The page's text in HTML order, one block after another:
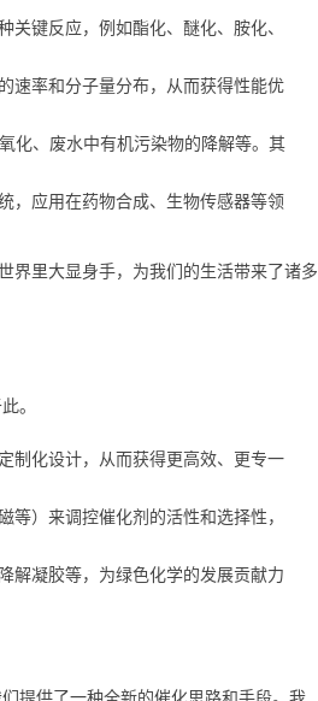
键反应，例如酯化、醚化、胺化、
速率和分子量分布，从而获得性能优
化、废水中有机污染物的降解等。其
，应用在药物合成、生物传感器等领
界里大显身手，为我们的生活带来了诸多
。
制化设计，从而获得更高效、更专一
）来调控催化剂的活性和选择性，
解凝胶等，为绿色化学的发展贡献力